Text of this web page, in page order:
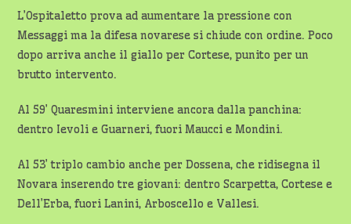
L’Ospitaletto prova ad aumentare la pressione con
Messaggi ma la difesa novarese si chiude con ordine. Poco
dopo arriva anche il giallo per Cortese, punito per un
brutto intervento.
Al 59’ Quaresmini interviene ancora dalla panchina:
dentro Ievoli e Guarneri, fuori Maucci e Mondini.
Al 53’ triplo cambio anche per Dossena, che ridisegna il
Novara inserendo tre giovani: dentro Scarpetta, Cortese e
Dell’Erba, fuori Lanini, Arboscello e Vallesi.